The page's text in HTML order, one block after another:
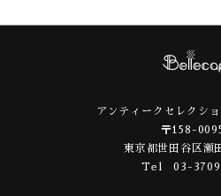
アンティークセレクシ
〒158-
東京都世田谷区
Tel 03-